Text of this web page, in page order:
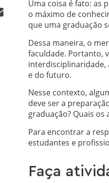
Uma coisa é fato: as
o máximo de
que uma graduação
Dessa maneira, o
faculdade. Portanto,
interdisciplinaridade,
e do futuro.
Nesse contexto,
deve ser a
graduação? Quais
Para encontrar a
estudantes e
Faça